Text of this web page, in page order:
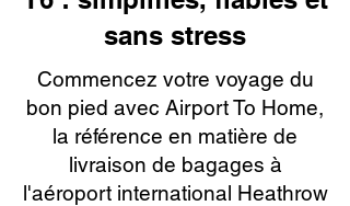
sans stress
Commencez votre voyage du
bon pied avec Airport To Home,
la référence en matière de
livraison de bagages à
l'aéroport international Heathrow